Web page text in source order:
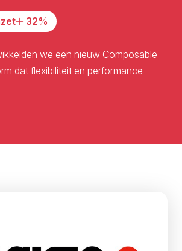
32%
we een nieuw Composable
dat flexibiliteit en performance